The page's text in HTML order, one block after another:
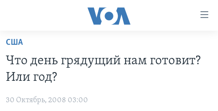
Перейти
основной
контент
ПРОГРАММЫ
НОВОСТИ ЗА МИНУТУ
УЧИМ АНГЛИЙСКИЙ
ЭКСПЕРТИЗА
США
Что день грядущий нам готовит?
Или год?
30 Октябрь, 2008 03:00